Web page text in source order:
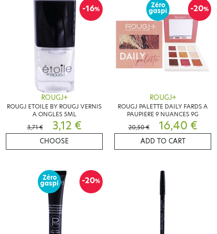
-16%
ROUGJ+
ROUGJ ETOILE BY ROUGJ VERNIS
A ONGLES 5ML
3,71 €
3,12 €
CHOOSE
-20%
Zéro
gaspi
ROUGJ+
ROUGJ PALETTE DAILY FARDS A
PAUPIERE 9 NUANCES 9G
20,50 €
16,40 €
ADD TO CART
-20%
Zéro
gaspi